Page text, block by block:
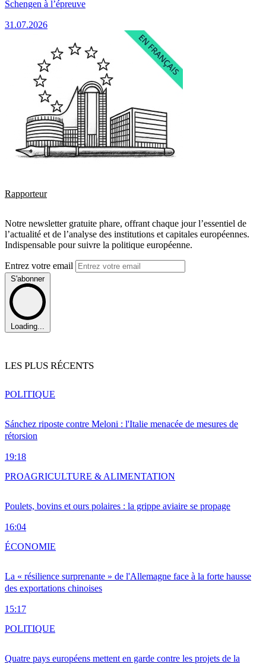
Schengen à l’épreuve
31.07.2026
Rapporteur
Notre newsletter gratuite phare, offrant chaque jour l’essentiel de
l’actualité et de l’analyse des institutions et capitales européennes.
Indispensable pour suivre la politique européenne.
Entrez votre email
S'abonner
Loading...
LES PLUS RÉCENTS
Sánchez riposte contre Meloni : l'Italie menacée de mesures de
rétorsion
19:18
POLITIQUE
Poulets, bovins et ours polaires : la grippe aviaire se propage
16:04
PROAGRICULTURE & ALIMENTATION
La « résilience surprenante » de l'Allemagne face à la forte hausse
des exportations chinoises
15:17
ÉCONOMIE
Quatre pays européens mettent en garde contre les projets de la
POLITIQUE